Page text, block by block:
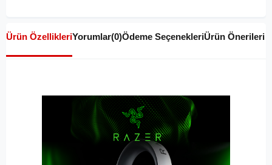
Ürün ÖzellikleriYorumlar(0)Ödeme SeçenekleriÜrün Önerileri